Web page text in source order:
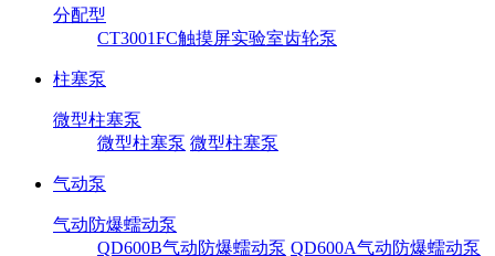
分配型
CT3001FC触摸屏实验室齿轮泵
柱塞泵
微型柱塞泵
微型柱塞泵 微型柱塞泵
气动泵
气动防爆蠕动泵
QD600B气动防爆蠕动泵 QD600A气动防爆蠕动泵